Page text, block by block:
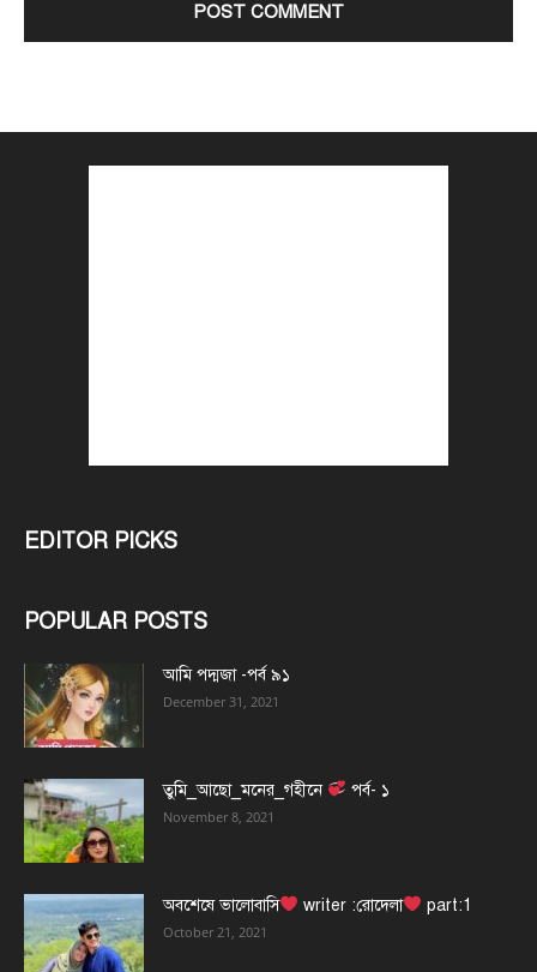
EDITOR PICKS
POPULAR POSTS
আমি পদ্মজা -পর্ব ৯১
December 31, 2021
তুমি_আছো_মনের_গহীনে পর্ব- ১
November 8, 2021
অবশেষে ভালোবাসি writer :রোদেলা part:1
October 21, 2021